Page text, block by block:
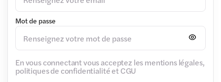
Mot de passe
En vous connectant vous acceptez les mentions légales,
politiques de confidentialité et CGU